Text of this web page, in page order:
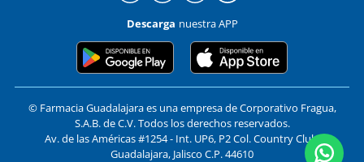
Descarga nuestra APP
© Farmacia Guadalajara es una empresa de Corporativo Fragua,
S.A.B. de C.V. Todos los derechos reservados.
Av. de las Américas #1254 - Int. UP6, P2 Col. Country Club,
Guadalajara, Jalisco C.P. 44610